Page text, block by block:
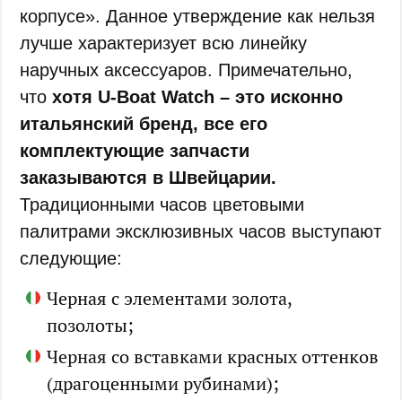
корпусе». Данное утверждение как нельзя
лучше характеризует всю линейку
наручных аксессуаров. Примечательно,
чтохотя U-Boat Watch – это исконно
итальянский бренд, все его
комплектующие запчасти
заказываются в Швейцарии.
Традиционными часов цветовыми
палитрами эксклюзивных часов выступают
следующие:
Черная с элементами золота,
позолоты;
Черная со вставками красных оттенков
(драгоценными рубинами);